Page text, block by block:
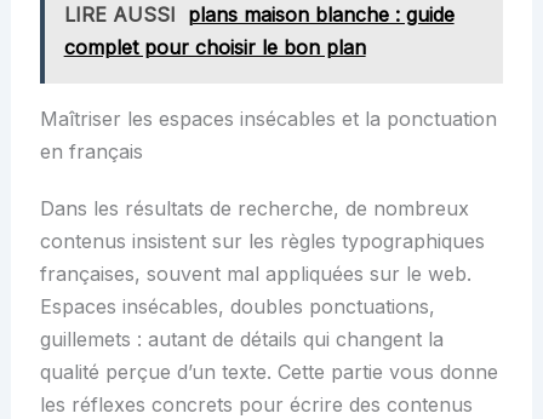
LIRE AUSSI plans maison blanche : guide
complet pour choisir le bon plan
Maîtriser les espaces insécables et la ponctuation
en français
Dans les résultats de recherche, de nombreux
contenus insistent sur les règles typographiques
françaises, souvent mal appliquées sur le web.
Espaces insécables, doubles ponctuations,
guillemets : autant de détails qui changent la
qualité perçue d’un texte. Cette partie vous donne
les réflexes concrets pour écrire des contenus